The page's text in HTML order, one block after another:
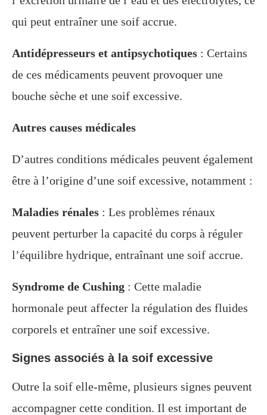
qui peut entraîner une soif accrue.
Antidépresseurs et antipsychotiques : Certains
de ces médicaments peuvent provoquer une
bouche sèche et une soif excessive.
Autres causes médicales
D’autres conditions médicales peuvent également
être à l’origine d’une soif excessive, notamment :
Maladies rénales : Les problèmes rénaux
peuvent perturber la capacité du corps à réguler
l’équilibre hydrique, entraînant une soif accrue.
Syndrome de Cushing : Cette maladie
hormonale peut affecter la régulation des fluides
corporels et entraîner une soif excessive.
Signes associés à la soif excessive
Outre la soif elle-même, plusieurs signes peuvent
accompagner cette condition. Il est important de